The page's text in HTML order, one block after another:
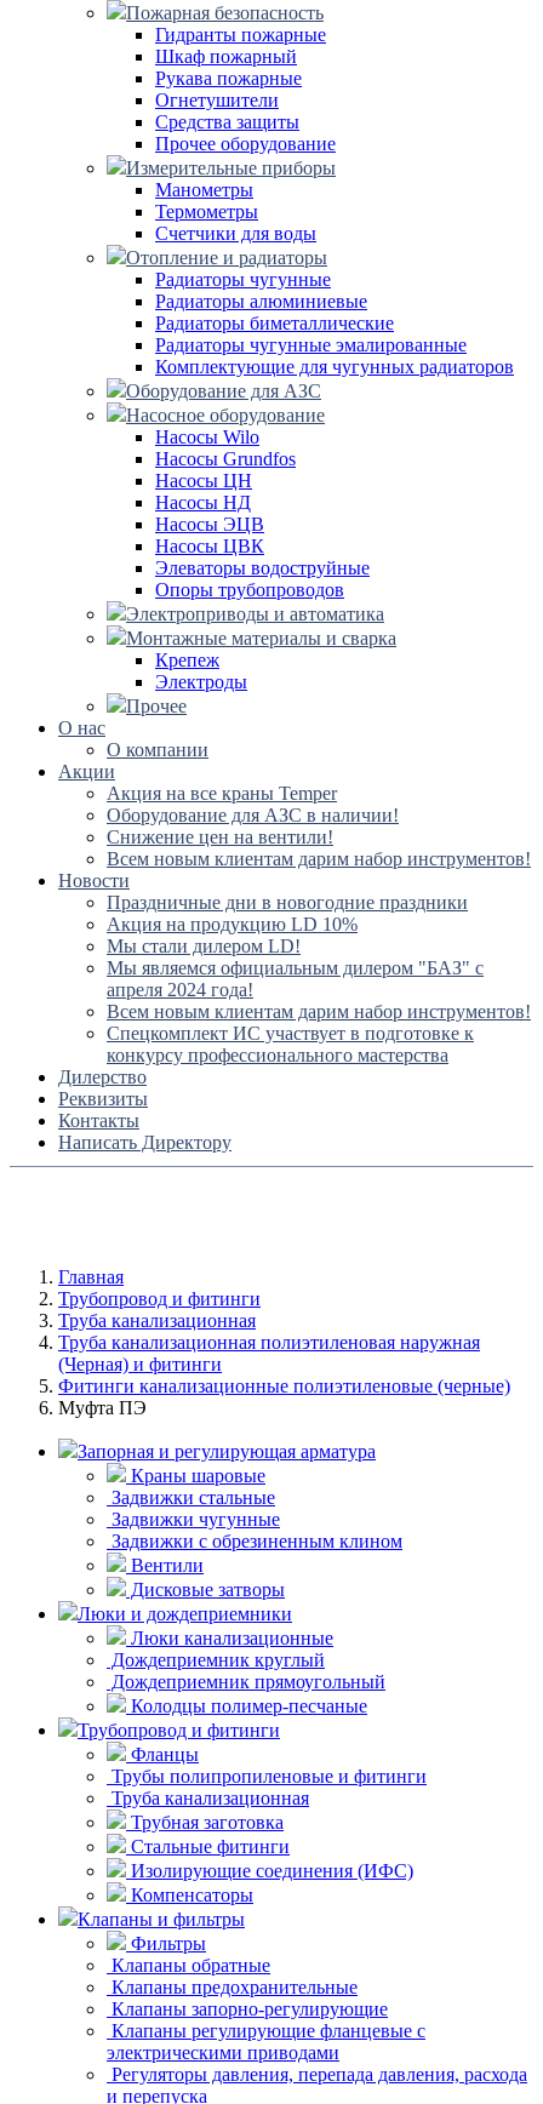
Пожарная безопасность
Гидранты пожарные
Шкаф пожарный
Рукава пожарные
Огнетушители
Средства защиты
Прочее оборудование
Измерительные приборы
Манометры
Термометры
Счетчики для воды
Отопление и радиаторы
Радиаторы чугунные
Радиаторы алюминиевые
Радиаторы биметаллические
Радиаторы чугунные эмалированные
Комплектующие для чугунных радиаторов
Оборудование для АЗС
Насосное оборудование
Насосы Wilo
Насосы Grundfos
Насосы ЦН
Насосы НД
Насосы ЭЦВ
Насосы ЦВК
Элеваторы водоструйные
Опоры трубопроводов
Электроприводы и автоматика
Монтажные материалы и сварка
Крепеж
Электроды
Прочее
О нас
О компании
Акции
Акция на все краны Temper
Оборудование для АЗС в наличии!
Снижение цен на вентили!
Всем новым клиентам дарим набор инструментов!
Новости
Праздничные дни в новогодние праздники
Акция на продукцию LD 10%
Мы стали дилером LD!
Мы являемся официальным дилером "БАЗ" с
апреля 2024 года!
Всем новым клиентам дарим набор инструментов!
Спецкомплект ИС участвует в подготовке к
конкурсу профессионального мастерства
Дилерство
Реквизиты
Контакты
Написать Директору
Главная
Трубопровод и фитинги
Труба канализационная
Труба канализационная полиэтиленовая наружная
(Черная) и фитинги
Фитинги канализационные полиэтиленовые (черные)
Муфта ПЭ
Запорная и регулирующая арматура
Краны шаровые
Задвижки стальные
Задвижки чугунные
Задвижки с обрезиненным клином
Вентили
Дисковые затворы
Люки и дождеприемники
Люки канализационные
Дождеприемник круглый
Дождеприемник прямоугольный
Колодцы полимер-песчаные
Трубопровод и фитинги
Фланцы
Трубы полипропиленовые и фитинги
Труба канализационная
Трубная заготовка
Стальные фитинги
Изолирующие соединения (ИФС)
Компенсаторы
Клапаны и фильтры
Фильтры
Клапаны обратные
Клапаны предохранительные
Клапаны запорно-регулирующие
Клапаны регулирующие фланцевые с
электрическими приводами
Регуляторы давления, перепада давления, расхода
и перепуска